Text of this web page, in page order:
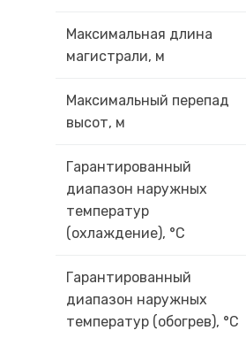
Максимальная длина
магистрали, м
Максимальный перепад
высот, м
Гарантированный
диапазон наружных
температур
(охлаждение), °С
Гарантированный
диапазон наружных
температур (обогрев), °С